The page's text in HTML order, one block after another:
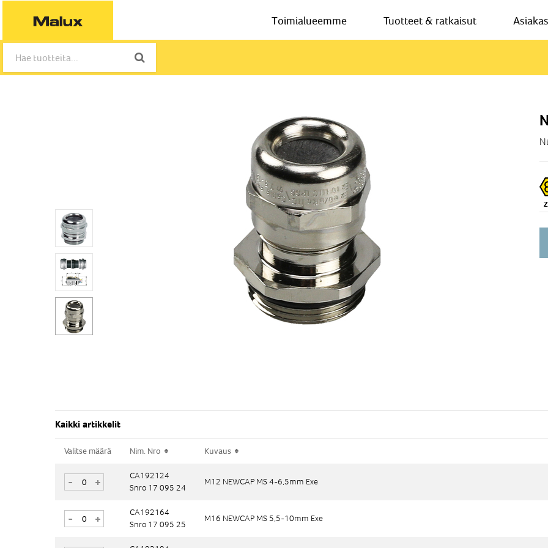
Toimialueemme Tuotteet & ratkaisut
Kaikki artikkelit
Valitse määrä Nim. Nro Kuvaus
+
-
CA192124
Snro 17 095 24
M12 NEWCAP MS 4-6,5mm Exe
+
-
CA192164
Snro 17 095 25
M16 NEWCAP MS 5,5-10mm Exe
Valitse määrä Nim. Nro Kuvaus
+
-
CA192124
Snro 17 095 24
M12 NEWCAP MS 4-6,5mm Exe
+
-
CA192164
Snro 17 095 25
M16 NEWCAP MS 5,5-10mm Exe